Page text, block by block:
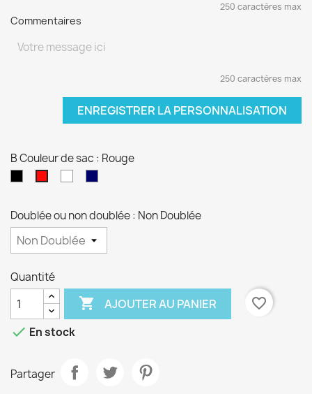
250 caractères max
Commentaires
250 caractères max
ENREGISTRER LA PERSONNALISATION
B Couleur de sac : Rouge
Doublée ou non doublée : Non Doublée
Quantité
 AJOUTER AU PANIER
favorite_border
 En stock
Partager